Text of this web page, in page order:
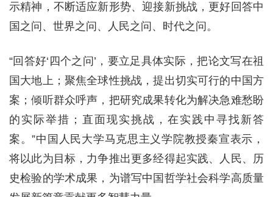
示精神，不断适应新形势、迎接新挑战，更好回答中
国之问、世界之问、人民之问、时代之问。
“回答好‘四个之问’，要立足具体实际，把论文写在祖
国大地上；聚焦全球性挑战，提出切实可行的中国方
案；倾听群众呼声，把研究成果转化为解决急难愁盼
的实际举措；直面现实挑战，在实践中寻找新答
案。”中国人民大学马克思主义学院教授秦宣表示，
将以此为目标，力争推出更多经得起实践、人民、历
史检验的学术成果，为谱写中国哲学社会科学高质量